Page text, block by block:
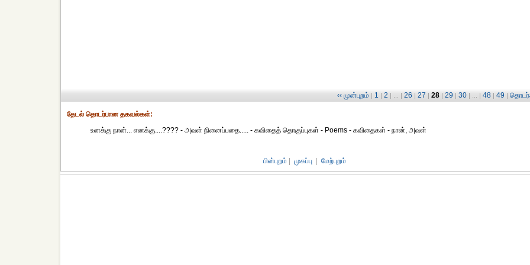
‹‹ முன்புறம் | 1 | 2 | ... | 26 | 27 | 28 | 29 | 30 | ... | 48 | 49 |
தேட‌ல் தொட‌ர்பான தகவ‌ல்க‌ள்:
உனக்கு நான்... எனக்கு....???? - அவள் நினைப்பதை..... - கவிதைத் தொகுப்புகள் - Poems - கவிதைகள் - நான், அவள்
பின்புறம் முகப்பு மேற்புறம்